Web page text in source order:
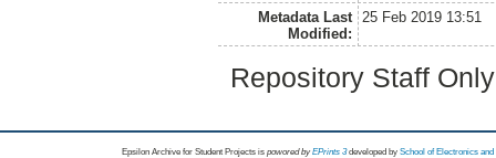
Metadata Last
Modified:
25 Feb 2019 13:51
Repository Staff
Epsilon Archive for Student Projects is powored byEPrints 3 developed by School of Electronics